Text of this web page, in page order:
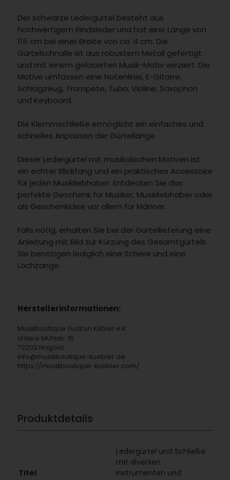
Der schwarze Ledergürtel besteht aus
hochwertigem Rindsleder und hat eine Länge von
115 cm bei einer Breite von ca. 4 cm. Die
Gürtelschnalle ist aus robustem Metall gefertigt
und mit einem gelaserten Musik-Motiv verziert. Die
Motive umfassen eine Notenlinie, E-Gitarre,
Schlagzeug, Trompete, Tuba, Violine, Saxophon
und Keyboard.
Die Klemmschließe ermöglicht ein einfaches und
schnelles Anpassen der Gürtellänge.
Dieser Ledergürtel mit musikalischen Motiven ist
ein echter Blickfang und ein praktisches Accessoire
für jeden Musikliebhaber. Entdecken Sie das
perfekte Geschenk für Musiker, Musikliebhaber oder
als Geschenkidee vor allem für Männer.
Falls nötig, erhalten Sie bei der Gürtellieferung eine
Anleitung mit Bild zur Kürzung des Gesamtgürtels.
Sie benötigen lediglich eine Schere und eine
Lochzange.
Herstellerinformationen:
Musikboutique Gudrun Kübler e.K.
Untere Mühlstr. 15
72202 Nagold
info@musikboutique-kuebler.de
https://musikboutique-kuebler.com/
Produktdetails
Titel
Ledergürtel und Schließe
mit diversen
Instrumenten und